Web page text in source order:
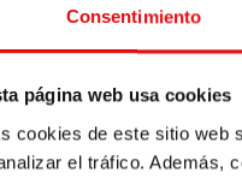
Consentimiento
página web usa cookies
cookies de este sitio web
el tráfico. Además,
o testigos de
amigos de todos
hechos que